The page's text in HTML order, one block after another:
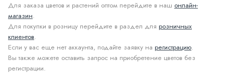
Для заказа цветов и растений оптом перейдите в наш онлайн-
магазин.
Для покупки в розницу перейдите в раздел для розничных
клиентов.
Если у вас еще нет аккаунта, подайте заявку на регистрацию.
Вы также можете оставить запрос на приобретение цветов без
регистрации.